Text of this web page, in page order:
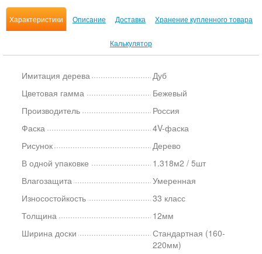
Характеристики Описание Доставка Хранение купленного товара
Калькулятор
Имитация дерева
Дуб
Цветовая гамма
Бежевый
Производитель
Россия
Фаска
4V-фаска
Рисунок
Дерево
В одной упаковке
1.318м2 / 5шт
Влагозащита
Умеренная
Износостойкость
33 класс
Толщина
12мм
Ширина доски
Стандартная (160-
220мм)